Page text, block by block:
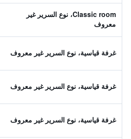
Classic room، نوع السرير غير
معروف
غرفة قياسية، نوع السرير غير معروف
غرفة قياسية، نوع السرير غير معروف
غرفة قياسية، نوع السرير غير معروف